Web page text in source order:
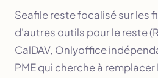
Seafile reste focalisé sur les
d'autres outils pour le reste
CalDAV, Onlyoffice
PME qui cherche à